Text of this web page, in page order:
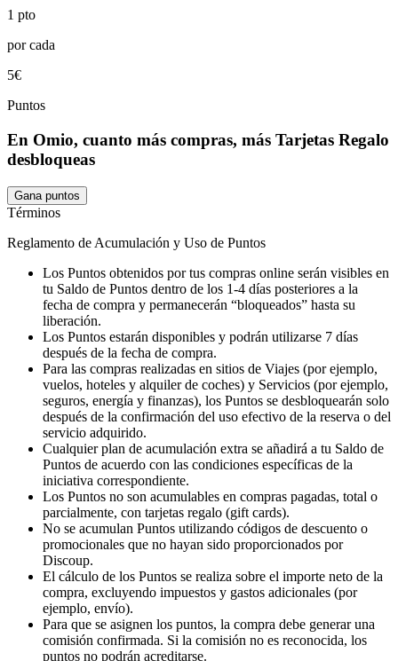
1 pto
por cada
5€
Puntos
En Omio, cuanto más compras, más Tarjetas Regalo
desbloqueas
Gana puntos
Términos
Reglamento de Acumulación y Uso de Puntos
Los Puntos obtenidos por tus compras online serán visibles en
tu Saldo de Puntos dentro de los 1-4 días posteriores a la
fecha de compra y permanecerán “bloqueados” hasta su
liberación.
Los Puntos estarán disponibles y podrán utilizarse 7 días
después de la fecha de compra.
Para las compras realizadas en sitios de Viajes (por ejemplo,
vuelos, hoteles y alquiler de coches) y Servicios (por ejemplo,
seguros, energía y finanzas), los Puntos se desbloquearán solo
después de la confirmación del uso efectivo de la reserva o del
servicio adquirido.
Cualquier plan de acumulación extra se añadirá a tu Saldo de
Puntos de acuerdo con las condiciones específicas de la
iniciativa correspondiente.
Los Puntos no son acumulables en compras pagadas, total o
parcialmente, con tarjetas regalo (gift cards).
No se acumulan Puntos utilizando códigos de descuento o
promocionales que no hayan sido proporcionados por
Discoup.
El cálculo de los Puntos se realiza sobre el importe neto de la
compra, excluyendo impuestos y gastos adicionales (por
ejemplo, envío).
Para que se asignen los puntos, la compra debe generar una
comisión confirmada. Si la comisión no es reconocida, los
puntos no podrán acreditarse.